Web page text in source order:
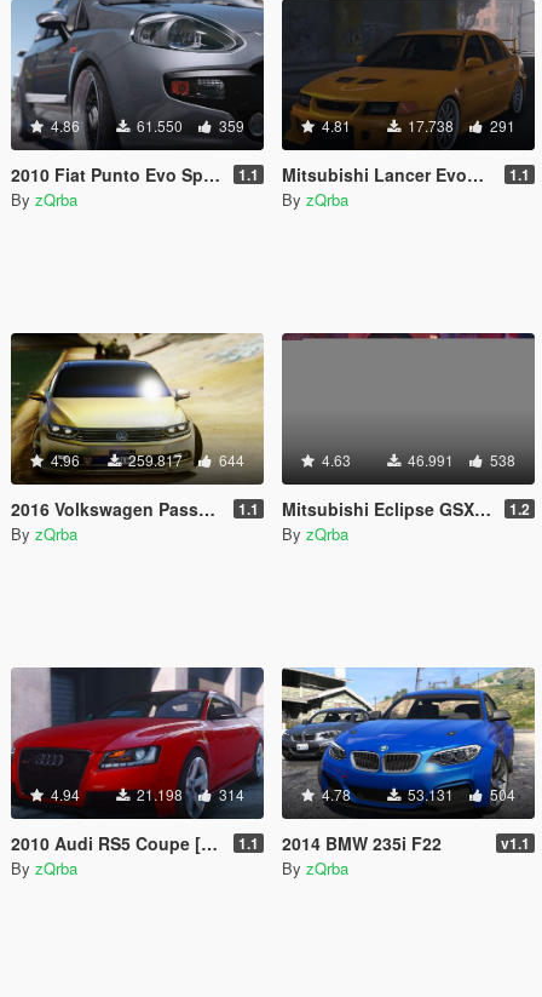
4.86 61.550 359
2010 Fiat Punto Evo Sport [Add-On / Replace] 1.1
By zQrba
4.81 17.738 291
Mitsubishi Lancer EvoVI Tommi Makinen [Add-On | RHD | Wipers] 1.1
By zQrba
4.96 259.817 644
2016 Volkswagen Passat B8 [Add-On / Replace | Wipers] 1.1
By zQrba
4.63 46.991 538
Mitsubishi Eclipse GSX [Add-On] 1.2
By zQrba
4.94 21.198 314
2010 Audi RS5 Coupe [Add-On | LODs] 1.1
By zQrba
4.78 53.131 504
2014 BMW 235i F22 v1.1
By zQrba